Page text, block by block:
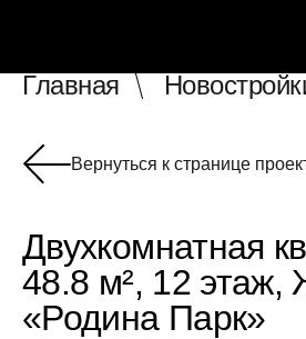
Главная
Вернуться к странице
Двухкомнатная
48.8 м², 12 этаж,
«Родина Парк»